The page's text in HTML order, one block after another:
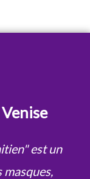
est un
masques,